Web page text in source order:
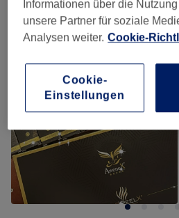
Informationen über die
unsere Partner für soziale
Analysen weiter. Cookie-
Cookie-
Einstellungen